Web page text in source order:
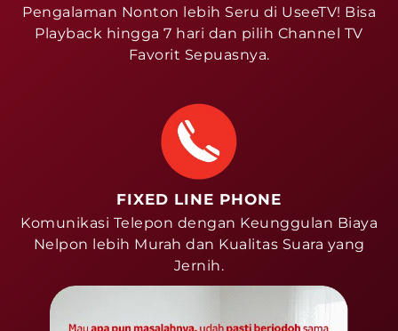
Pengalaman Nonton lebih Seru di UseeTV! Bisa
Playback hingga 7 hari dan pilih Channel TV
Favorit Sepuasnya.
FIXED LINE PHONE
Komunikasi Telepon dengan Keunggulan Biaya
Nelpon lebih Murah dan Kualitas Suara yang
Jernih.